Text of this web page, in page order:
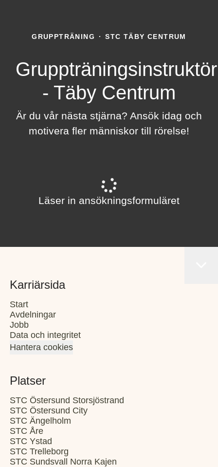
GRUPPTRÄNING · STC TÄBY CENTRUM
Gruppträningsinstruktör
- Täby Centrum
Är du vår nästa stjärna? Ansök idag och
motivera fler människor till rörelse!
Läser in ansökningsformuläret
Karriärsida
Start
Avdelningar
Jobb
Data och integritet
Hantera cookies
Platser
STC Östersund Storsjöstrand
STC Östersund City
STC Ängelholm
STC Åre
STC Ystad
STC Trelleborg
STC Sundsvall Norra Kajen